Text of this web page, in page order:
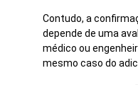
Contudo, a
depende de uma
médico ou
mesmo caso do